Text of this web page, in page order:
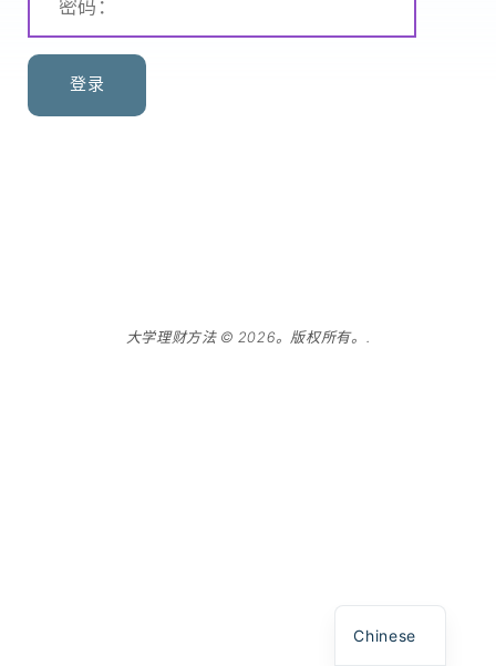
大学理财方法 © 2026。版权所有。.
Chinese